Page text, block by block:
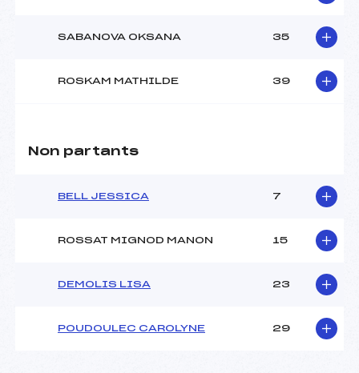
SABANOVA OKSANA 35
ROSKAM MATHILDE 39
Non partants
BELL JESSICA 7
ROSSAT MIGNOD MANON 15
DEMOLIS LISA 23
POUDOULEC CAROLYNE 29